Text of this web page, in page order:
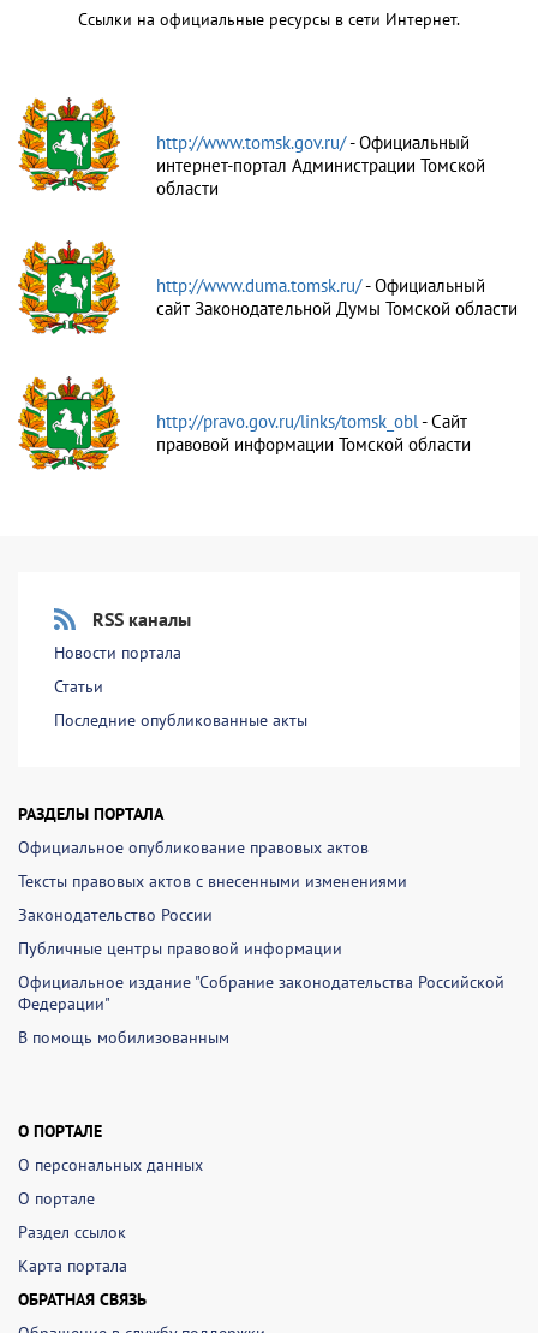
Ссылки на официальные ресурсы в сети Интернет.
http://www.tomsk.gov.ru/- Официальный
интернет-портал Администрации Томской
области
http://www.duma.tomsk.ru/- Официальный
сайт Законодательной Думы Томской области
http://pravo.gov.ru/links/tomsk_obl- Сайт
правовой информации Томской области
RSS каналы
Новости портала
Статьи
Последние опубликованные акты
РАЗДЕЛЫ ПОРТАЛА
Официальное опубликование правовых актов
Тексты правовых актов с внесенными изменениями
Законодательство России
Публичные центры правовой информации
Официальное издание "Собрание законодательства Российской
Федерации"
В помощь мобилизованным
О ПОРТАЛЕ
О персональных данных
О портале
Раздел ссылок
Карта портала
ОБРАТНАЯ СВЯЗЬ